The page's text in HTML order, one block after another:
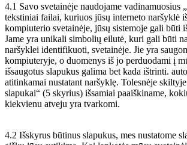
4.1 Savo svetainėje naudojame vadinamuosius
tekstiniai failai, kuriuos jūsų interneto naršyklė
kompiuterio svetainėje, jūsų sistemoje gali būti
Jame yra unikali simbolių eilutė, kuri gali būti
naršyklei identifikuoti, svetainėje. Jie yra
kompiuteryje, o duomenys iš jo perduodami į
išsaugotus slapukus galima bet kada ištrinti.
atitinkamai nustatant naršyklę. Tolesnėje
slapukai“ (5 skyrius) išsamiai paaiškiname,
kiekvienu atveju yra tvarkomi.
4.2 Išskyrus būtinus slapukus, mes nustatome